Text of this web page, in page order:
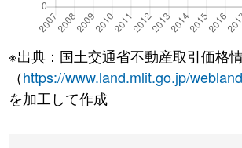
※出典：国土交通省不動産取引価格
（https://www.land.mlit.go.jp/
を加工して作成